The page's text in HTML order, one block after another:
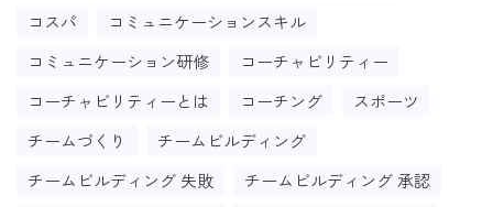
コスパ
コミュニケーションスキル
コミュニケーション研修
コーチャビリティー
コーチャビリティーとは
コーチング
スポーツ
チームづくり
チームビルディング
チームビルディング 失敗
チームビルディング 承認